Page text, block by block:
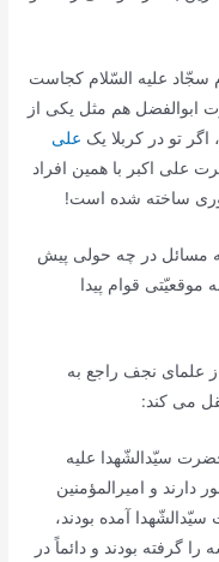
سجّاد علیه السّلام کجاست
هم مثل یکی از
تو در کربلا یک علی
علی اکبر با همین افراد
ساخته شده است!
مسائل در چه حولی پیش
قوام پیدا
علمای نجف راجع به
می کند:
سیّدالشّهدا علیه
دارند و امیرالمؤمنین
آمده بودند،
گرفته بودند و دائماً در